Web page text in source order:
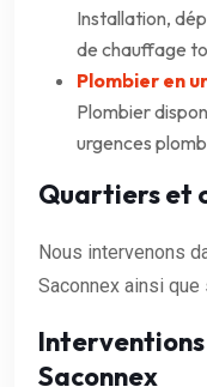
Installation,
de chauffage
Plombier en
Plombier
urgences
Quartiers et
Nous intervenons
Saconnex ainsi
Saconnex